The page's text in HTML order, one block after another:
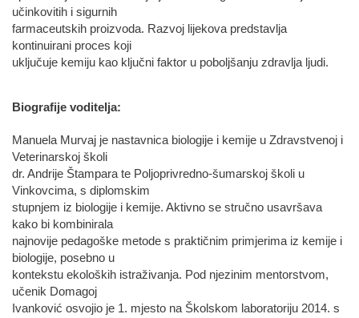
učinkovitih i sigurnih
farmaceutskih proizvoda. Razvoj lijekova predstavlja
kontinuirani proces koji
uključuje kemiju kao ključni faktor u poboljšanju zdravlja ljudi.
Biografije voditelja:
Manuela Murvaj je nastavnica biologije i kemije u Zdravstvenoj i
Veterinarskoj školi
dr. Andrije Štampara te Poljoprivredno-šumarskoj školi u
Vinkovcima, s diplomskim
stupnjem iz biologije i kemije. Aktivno se stručno usavršava
kako bi kombinirala
najnovije pedagoške metode s praktičnim primjerima iz kemije i
biologije, posebno u
kontekstu ekoloških istraživanja. Pod njezinim mentorstvom,
učenik Domagoj
Ivanković osvojio je 1. mjesto na Školskom laboratoriju 2014. s